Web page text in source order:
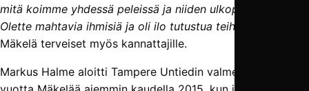
mitä koimme yhdessä peleissä ja niiden ulkopuolella.
Olette mahtavia ihmisiä ja oli ilo tutustua teihin”
Mäkelä terveiset myös kannattajille.
Markus Halme aloitti Tampere Untiedin valmentajana jo